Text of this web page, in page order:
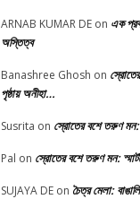
ARNAB KUMAR DE on এক
অস্তিত্ব
Banashree Ghosh on
পৃষ্ঠায় অনীহা…
Susrita on স্রোতের বশে তরুণ মন:
Pal on স্রোতের বশে তরুণ মন:
SUJAYA DE on চৈত্র মেলা: